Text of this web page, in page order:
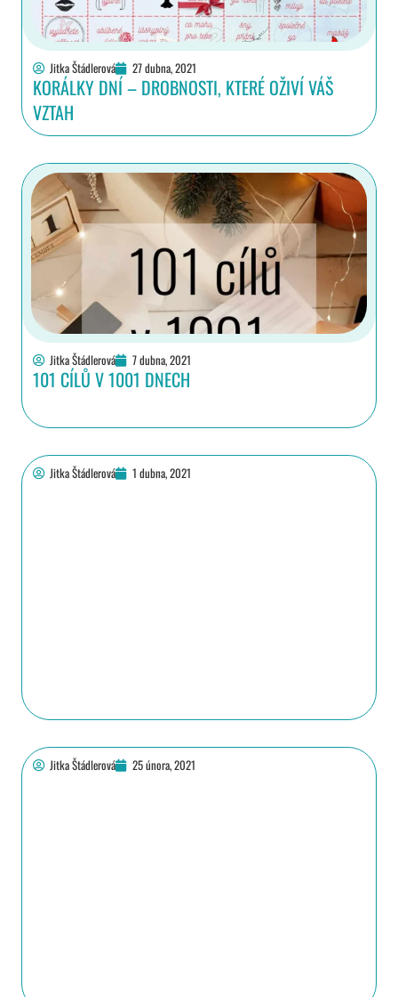
Jitka Štádlerová 27 dubna, 2021
KORÁLKY DNÍ – DROBNOSTI, KTERÉ OŽIVÍ VÁŠ
VZTAH
Jitka Štádlerová 7 dubna, 2021
101 CÍLŮ V 1001 DNECH
Jitka Štádlerová 1 dubna, 2021
Jitka Štádlerová 25 února, 2021